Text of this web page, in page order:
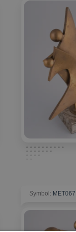
Symbol : MET067